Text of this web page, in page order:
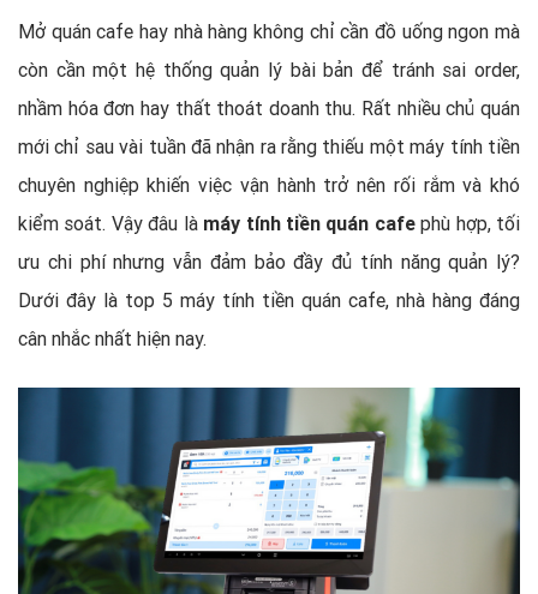
Mở quán cafe hay nhà hàng không chỉ cần đồ uống ngon mà
còn cần một hệ thống quản lý bài bản để tránh sai order,
nhầm hóa đơn hay thất thoát doanh thu. Rất nhiều chủ quán
mới chỉ sau vài tuần đã nhận ra rằng thiếu một máy tính tiền
chuyên nghiệp khiến việc vận hành trở nên rối rắm và khó
kiểm soát. Vậy đâu là máy tính tiền quán cafephù hợp, tối
ưu chi phí nhưng vẫn đảm bảo đầy đủ tính năng quản lý?
Dưới đây là top 5 máy tính tiền quán cafe, nhà hàng đáng
cân nhắc nhất hiện nay.